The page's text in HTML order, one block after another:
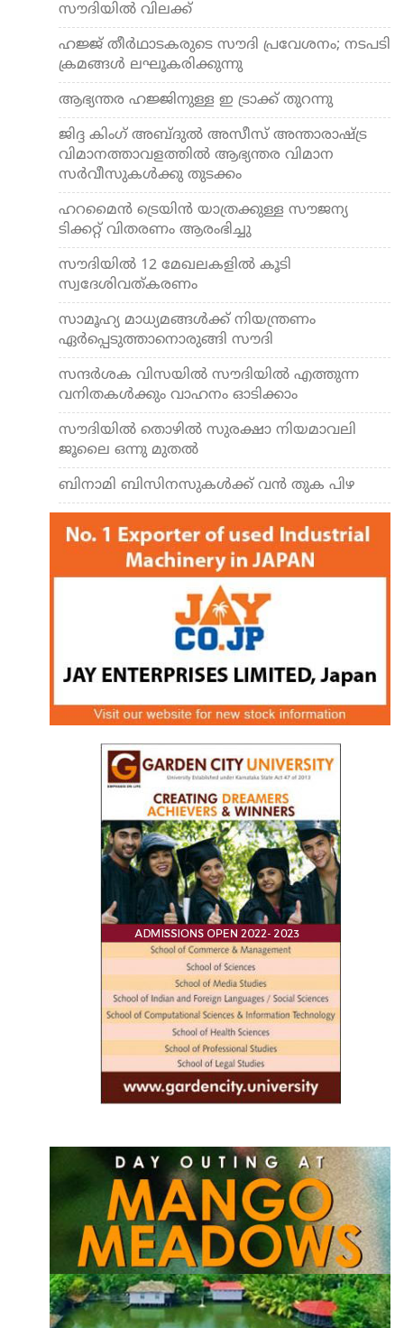
സൗദിയില്‍ വിലക്ക്
ഹജ്ജ് തീര്‍ഥാടകരുടെ സൗദി പ്രവേശനം; നടപടി
ക്രമങ്ങള്‍ ലഘൂകരിക്കുന്നു
ആഭ്യന്തര ഹജ്ജിനുള്ള ഇ ട്രാക്ക് തുറന്നു
ജിദ്ദ കിംഗ് അബ്ദുല്‍ അസീസ് അന്താരാഷ്ട്ര
വിമാനത്താവളത്തില്‍ ആഭ്യന്തര വിമാന
സര്‍വീസുകള്‍ക്കു തുടക്കം
ഹറമൈന്‍ ട്രെയിന്‍ യാത്രക്കുള്ള സൗജന്യ
ടിക്കറ്റ് വിതരണം ആരംഭിച്ചു
സൗദിയില്‍ 12 മേഖലകളില്‍ കൂടി
സ്വദേശിവത്കരണം
സാമൂഹ്യ മാധ്യമങ്ങള്‍ക്ക് നിയന്ത്രണം
ഏര്‍പ്പെടുത്താനൊരുങ്ങി സൗദി
സന്ദര്‍ശക വിസയില്‍ സൗദിയില്‍ എത്തുന്ന
വനിതകള്‍ക്കും വാഹനം ഓടിക്കാം
സൗദിയില്‍ തൊഴില്‍ സുരക്ഷാ നിയമാവലി
ജൂലൈ ഒന്നു മുതല്‍
ബിനാമി ബിസിനസുകള്‍ക്ക് വന്‍ തുക പിഴ